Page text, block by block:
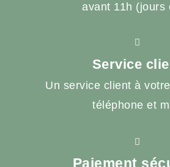
avant 11h (jours
Service
Un service client à
téléphone et
Paiement